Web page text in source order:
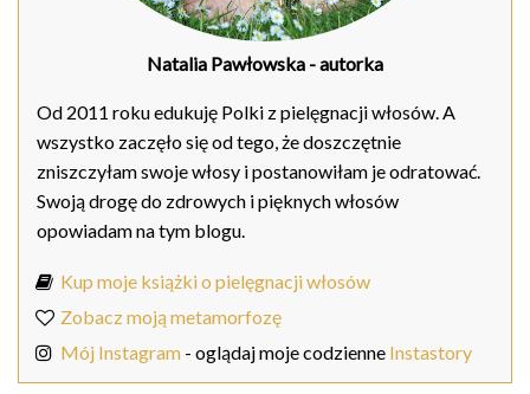
Natalia Pawłowska - autorka
Od 2011 roku edukuję Polki z pielęgnacji włosów. A
wszystko zaczęło się od tego, że doszczętnie
zniszczyłam swoje włosy i postanowiłam je odratować.
Swoją drogę do zdrowych i pięknych włosów
opowiadam na tym blogu.
Kup moje książki o pielęgnacji włosów
Zobacz moją metamorfozę
Mój Instagram - oglądaj moje codzienne Instastory